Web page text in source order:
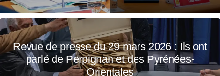
Revue de presse du 29 mars 2026 : Ils ont
parlé de Perpignan et des Pyrénées-
Orientales